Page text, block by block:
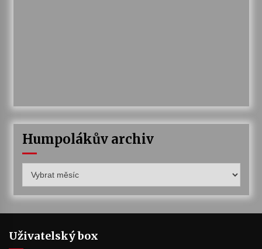
Humpolákův archiv
archiv
Uživatelský box